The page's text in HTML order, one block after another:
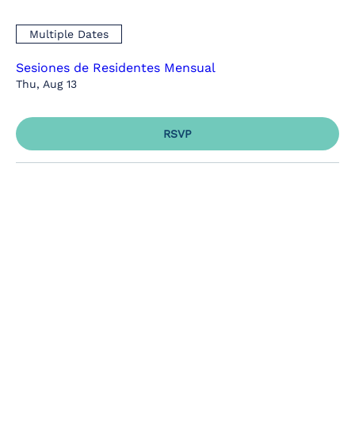
Multiple Dates
Sesiones de Residentes Mensual
Thu, Aug 13
RSVP